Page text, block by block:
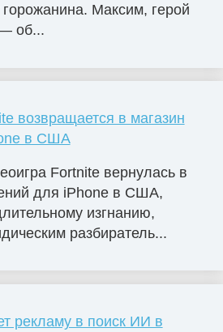
Максим, герой
об...
возвращается в магазин
в США
Fortnite вернулась в
для iPhone в США,
изгнанию,
разбиратель...
рекламу в поиск ИИ в